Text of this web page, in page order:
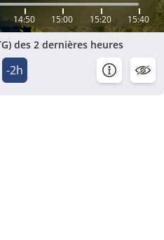
14:50 15:00 15:20 15:40
des 2 dernières heures
-2h